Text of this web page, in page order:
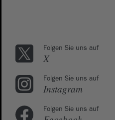
Folgen Sie uns auf
X
Folgen Sie uns auf
Instagram
Folgen Sie uns auf